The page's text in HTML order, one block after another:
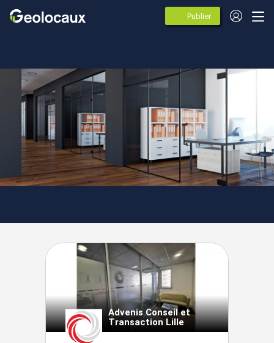
Publier
des
annonces
Hauts-de-France Pas-de-Calais Le Touquet-Paris-Plage
Agences spécialistes de
l'immobilier d'entreprise à Le
Touquet-Paris-Plage (62520)
1 agences immobileres
Advenis Conseil et
Transaction Lille